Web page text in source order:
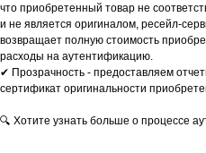
что приобретенный товар не
и не является оригиналом, ресейл-
возвращает полную стоимость
расходы на аутентификацию.
✔ Прозрачность - предоставляем
сертификат оригинальности
🔍 Хотите узнать больше о процессе